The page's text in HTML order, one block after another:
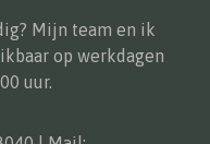
Mijn team en ik
op werkdagen
uur.